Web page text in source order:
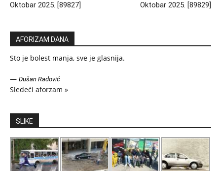
Oktobar 2025. [89827]
Oktobar 2025. [89829]
AFORIZAM DANA
Sto je bolest manja, sve je glasnija.
— Dušan Radović
Sledeći aforzam »
SLIKE